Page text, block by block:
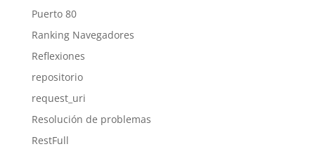
Puerto 80
Ranking Navegadores
Reflexiones
repositorio
request_uri
Resolución de problemas
RestFull